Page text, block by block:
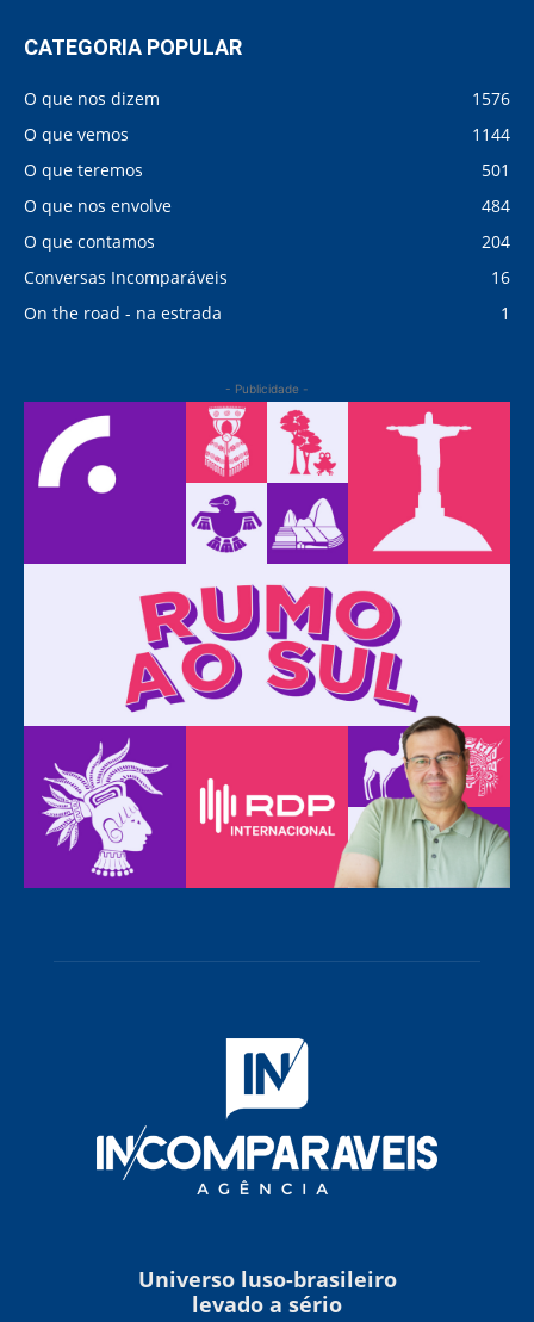
CATEGORIA POPULAR
O que nos dizem
1576
O que vemos
1144
O que teremos
501
O que nos envolve
484
O que contamos
204
Conversas Incomparáveis
16
On the road - na estrada
1
- Publicidade -
Universo luso-brasileiro
levado a sério